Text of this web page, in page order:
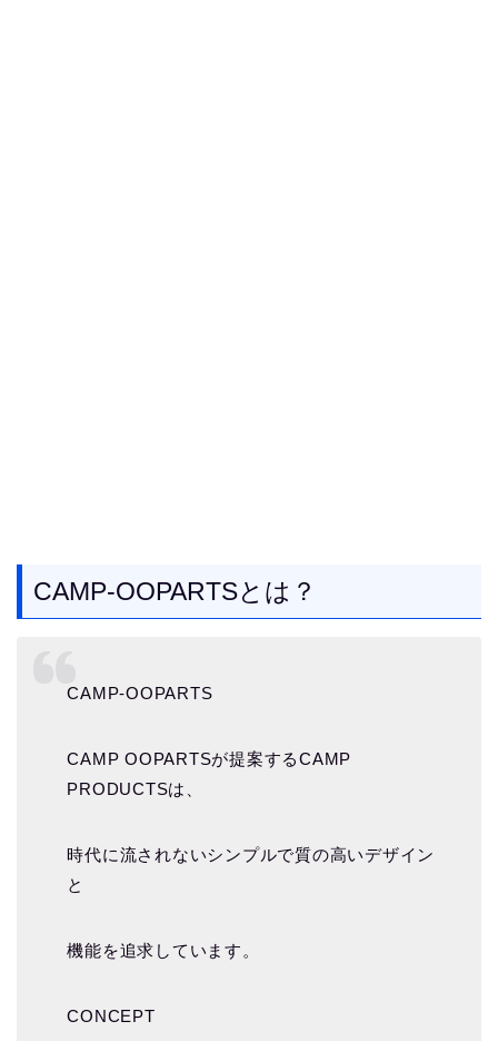
CAMP-OOPARTSとは？
CAMP-OOPARTS
CAMP OOPARTSが提案するCAMP
PRODUCTSは、
時代に流されないシンプルで質の高いデザイン
と
機能を追求しています。
CONCEPT